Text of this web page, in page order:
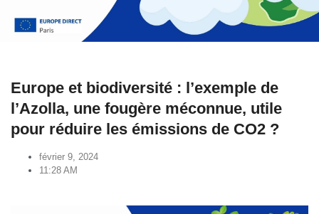
Europe et biodiversité : l’exemple de
l’Azolla, une fougère méconnue, utile
pour réduire les émissions de CO2 ?
février 9, 2024
11:28 AM